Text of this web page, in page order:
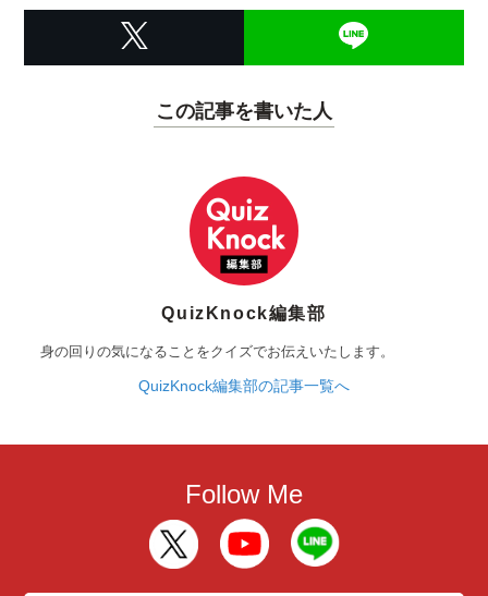
この記事を書いた人
QuizKnock編集部
身の回りの気になることをクイズでお伝えいたします。
QuizKnock編集部の記事一覧へ
Follow Me